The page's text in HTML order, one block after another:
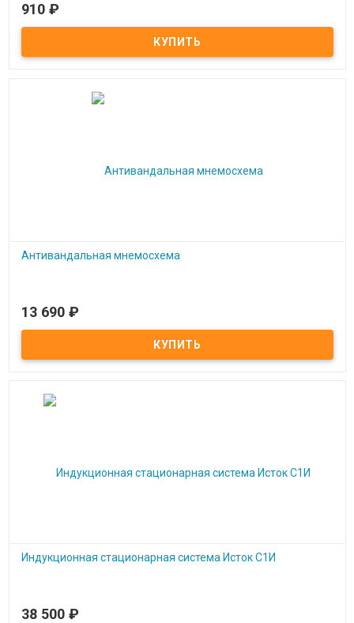
Под заказ
Тактильная пиктограмма 200x200 мм
910 ₽
Антивандальная мнемосхема
Под заказ
Антивандальная мнемосхема
13 690 ₽
Индукционная стационарная система Исток С1И
Под заказ
38 500 ₽